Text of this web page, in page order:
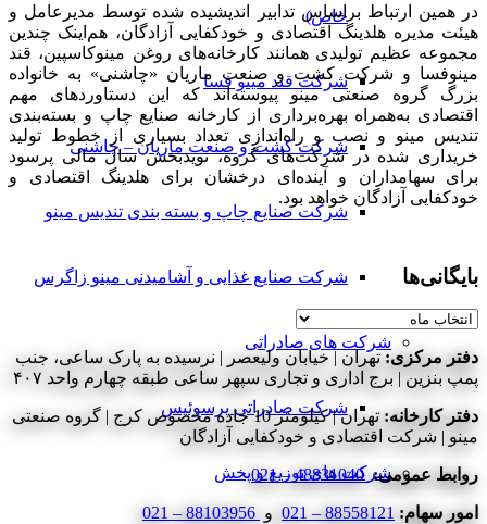
خاص)
شرکت قند مینو فسا
شرکت کشت و صنعت ماریان – چاشنی
شرکت صنایع چاپ و بسته بندی تندیس مینو
شرکت صنایع غذایی و آشامیدنی مینو زاگرس
شرکت های صادراتی
شرکت صادراتی پرسوئیس
شرکت های توزیع و پخش
در همین ارتباط براساس تدابیر اندیشیده شده توسط مدیرعامل و
هیئت مدیره هلدینگ اقتصادی و خودکفایی آزادگان، هم‌اینک چندین
مجموعه عظیم تولیدی همانند کارخانه‌های روغن مینوکاسپین، قند
مینوفسا و شرکت کشت و صنعت ماریان «چاشنی» به خانواده
بزرگ گروه صنعتی مینو پیوسته‌اند که این دستاوردهای مهم
اقتصادی به‌همراه بهره‌برداری از کارخانه صنایع چاپ و بسته‌بندی
تندیس مینو و نصب و راه‌اندازی تعداد بسیاری از خطوط تولید
خریداری شده در شرکت‌های گروه، نویدبخش سال مالی پرسود
برای سهامداران و آینده‌ای درخشان برای هلدینگ اقتصادی و
خودکفایی آزادگان خواهد بود.
بایگانی‌ها
بایگانی‌ها
دفتر مرکزی: تهران | خیابان ولیعصر | نرسیده به پارک ساعی، جنب
پمپ بنزین | برج اداری و تجاری سپهر ساعی طبقه چهارم واحد ۴۰۷
دفتر کارخانه:
تهران | کیلومتر 10 جاده مخصوص کرج | گروه صنعتی
مینو | شرکت اقتصادی و خودکفایی آزادگان
روابط عمومی: 48831040 – 021
امور سهام: 88558121 – 021 و